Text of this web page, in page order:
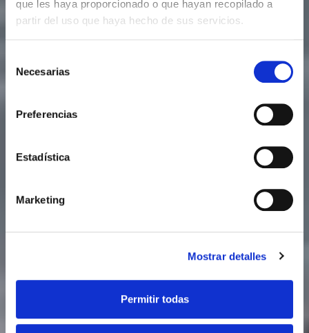
que les haya proporcionado o que hayan recopilado a
partir del uso que haya hecho de sus servicios.
Necesarias
Preferencias
Estadística
Marketing
Mostrar detalles
Permitir todas